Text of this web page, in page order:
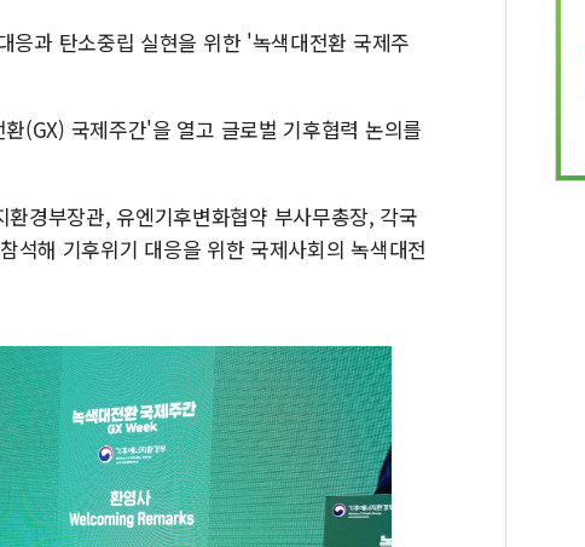
과 탄소중립 실현을 위한 '녹색대전환 국제주
(GX) 국제주간'을 열고 글로벌 기후협력 논의를
경부장관, 유엔기후변화협약 부사무총장, 각국
석해 기후위기 대응을 위한 국제사회의 녹색대전